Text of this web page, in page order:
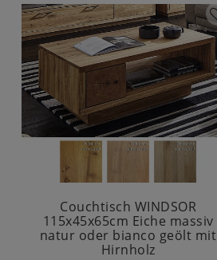
Couchtisch WINDSOR
115x45x65cm Eiche massiv
natur oder bianco geölt mit
Hirnholz